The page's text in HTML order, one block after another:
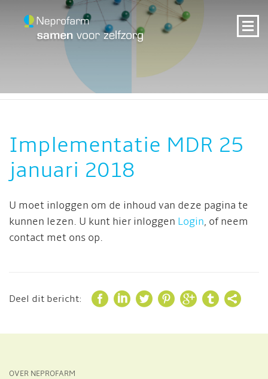
Implementatie MDR 25
januari 2018
U moet inloggen om de inhoud van deze pagina te
kunnen lezen. U kunt hier inloggen Login, of neem
contact met ons op.
Deel dit bericht:       
OVER NEPROFARM